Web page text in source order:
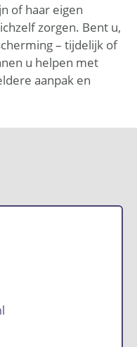
of haar eigen
zorgen. Bent u,
– tijdelijk of
u helpen met
aanpak en